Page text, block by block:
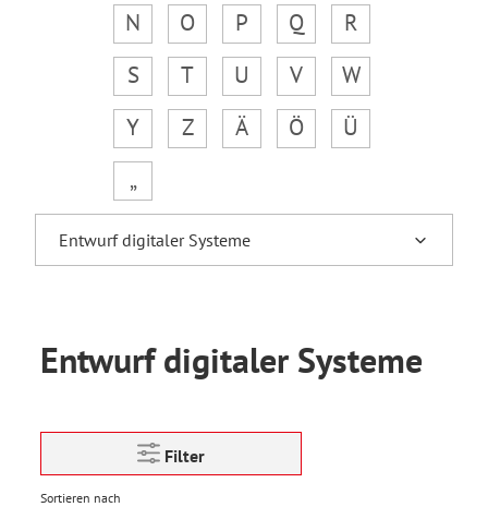
N
O P Q
R
S
T U V
W
Y
Z Ä Ö
Ü
„
Entwurf digitaler Systeme
Filter
Sortieren nach